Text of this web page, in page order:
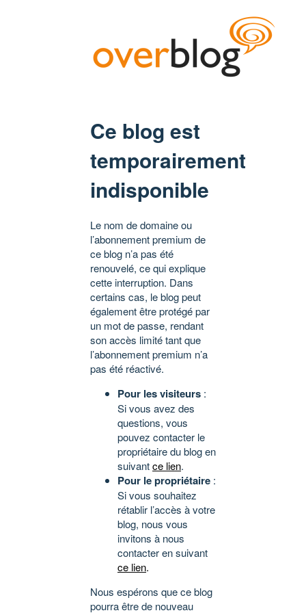
Ce blog est
temporairement
indisponible
Le nom de domaine ou
l’abonnement premium de
ce blog n’a pas été
renouvelé, ce qui explique
cette interruption. Dans
certains cas, le blog peut
également être protégé par
un mot de passe, rendant
son accès limité tant que
l’abonnement premium n’a
pas été réactivé.
Pour les visiteurs :
Si vous avez des
questions, vous
pouvez contacter le
propriétaire du blog en
suivantce lien.
Pour le propriétaire :
Si vous souhaitez
rétablir l’accès à votre
blog, nous vous
invitons à nous
contacter en suivant
ce lien.
Nous espérons que ce blog
pourra être de nouveau